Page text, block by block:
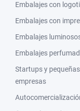
Embalajes con
Embalajes con
Embalajes
Embalajes
Startups y pequeñas
empresas